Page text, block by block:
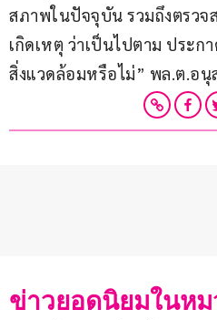
สภาพในปัจจุบัน รวมถึงตรวจ
เกิดเหตุ ว่าเป็นไปตาม ประก
สิ่งแวดล้อมหรือไม่” พล.ต.อนุ
ข่าวยอดนิยมในห